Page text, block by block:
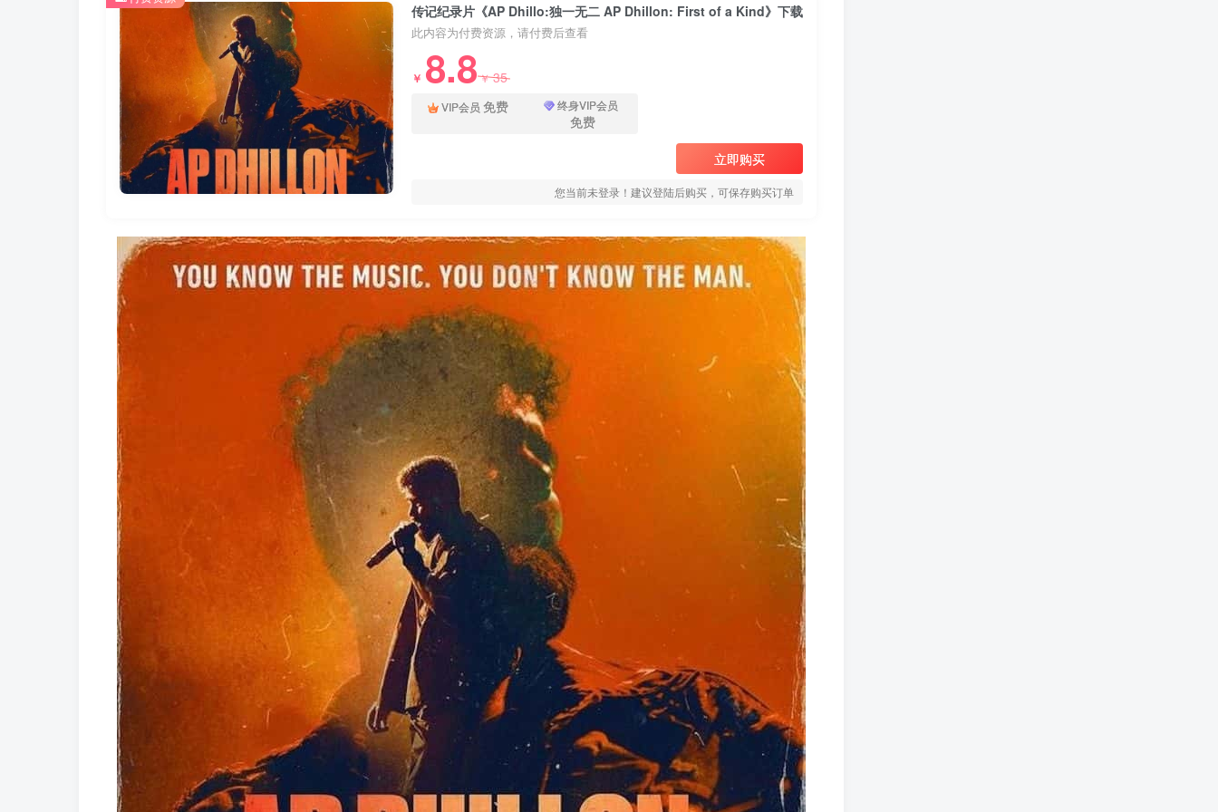
传记纪录片《AP Dhillo:独一无二 AP Dhillon: First of a Kind》下载
此内容为付费资源，请付费后查看
￥ 8.8￥35
VIP会员 免费 终身VIP会员
免费
立即购买
您当前未登录！建议登陆后购买，可保存购买订单